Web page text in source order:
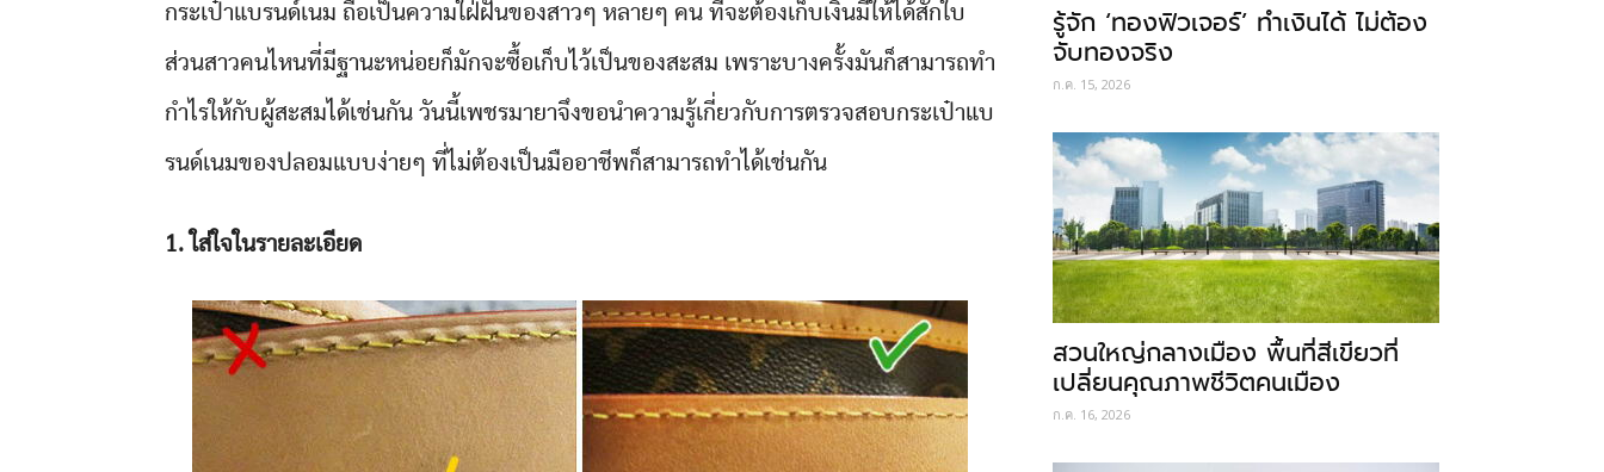
กระเป๋าแบรนด์เนม ถือเป็นความใฝ่ฝันของสาวๆ หลายๆ คน ที่จะต้องเก็บเงินมีให้ได้สักใบ
ส่วนสาวคนไหนที่มีฐานะหน่อยก็มักจะซื้อเก็บไว้เป็นของสะสม เพราะบางครั้งมันก็สามารถทำ
กำไรให้กับผู้สะสมได้เช่นกัน วันนี้เพชรมายาจึงขอนำความรู้เกี่ยวกับการตรวจสอบกระเป๋าแบ
รนด์เนมของปลอมแบบง่ายๆ ที่ไม่ต้องเป็นมืออาชีพก็สามารถทำได้เช่นกัน
1. ใส่ใจในรายละเอียด
รู้จัก ‘ทองฟิวเจอร์’ ทำเงินได้ ไม่ต้อง
จับทองจริง
ก.ค. 15, 2026
สวนใหญ่กลางเมือง พื้นที่สีเขียวที่
เปลี่ยนคุณภาพชีวิตคนเมือง
ก.ค. 16, 2026